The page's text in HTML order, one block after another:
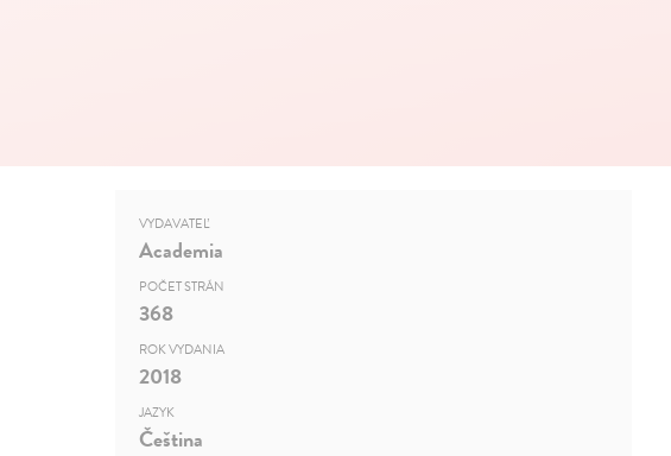
VYDAVATEĽ
Academia
POČET STRÁN
368
ROK VYDANIA
2018
JAZYK
Čeština